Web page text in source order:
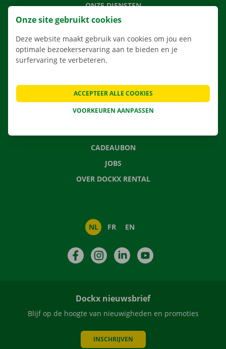
ONZE DIENSTEN
LOCATIES
APP
VERHUISOPLOSSINGEN
CONTACTEER ONS
VEELGESTELDE VRAGEN
CADEAUBON
JOBS
OVER DOCKX RENTAL
NL FR EN
FacebookInstagramLinkedIn
Dockx nieuwsbrief
Blijf op de hoogte van nieuwigheden en promoties
INSCHRIJVEN
Onze site gebruikt cookies
Deze website maakt gebruik van cookies om jou een
optimale bezoekerservaring aan te bieden en je
surfervaring te verbeteren.
VOORKEUREN AANPASSEN
ACCEPTEER ALLE COOKIES